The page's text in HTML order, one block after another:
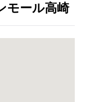
モール高崎